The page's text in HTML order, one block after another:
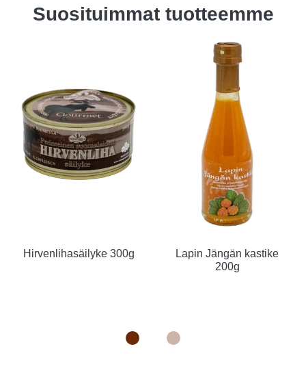
Suosituimmat tuotteemme
Hirvenlihasäilyke 300g
Lapin Jängän kastike
200g